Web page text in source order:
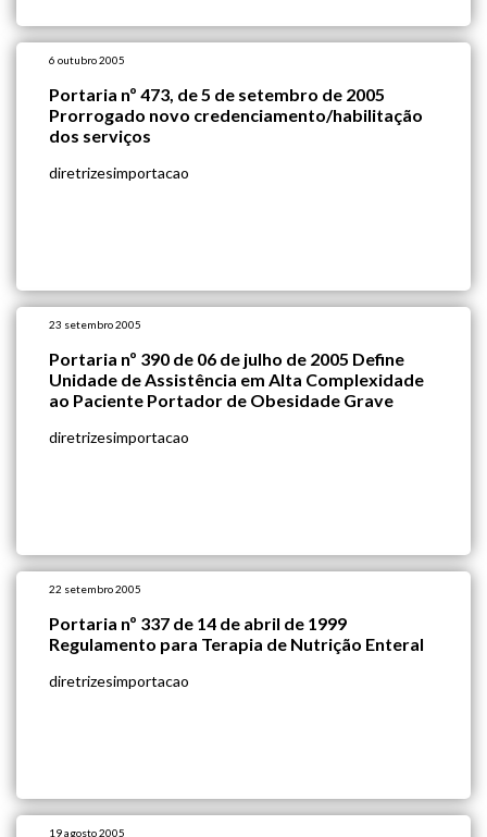
6 outubro 2005
Portaria nº 473, de 5 de setembro de 2005
Prorrogado novo credenciamento/habilitação
dos serviços
diretrizesimportacao
23 setembro 2005
Portaria nº 390 de 06 de julho de 2005 Define
Unidade de Assistência em Alta Complexidade
ao Paciente Portador de Obesidade Grave
diretrizesimportacao
22 setembro 2005
Portaria nº 337 de 14 de abril de 1999
Regulamento para Terapia de Nutrição Enteral
diretrizesimportacao
19 agosto 2005